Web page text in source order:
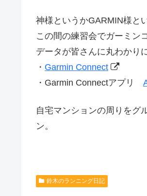
神様というかGARMIN様と
この間の練習会でガーミン
データが皆さんに丸わかり
・ Garmin Connect
・Garmin Connectアプリ
自宅マンションの周りをグ
ン。
鈴木のランニング日記